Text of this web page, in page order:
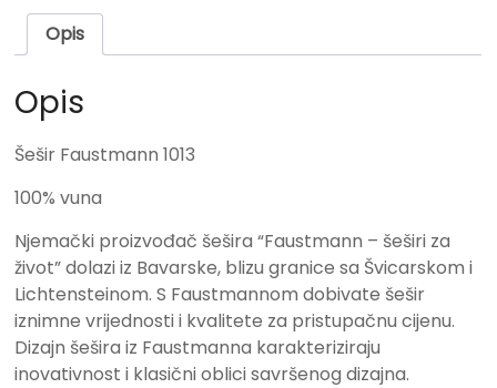
Opis
Opis
Šešir Faustmann 1013
100% vuna
Njemački proizvođač šešira “Faustmann – šeširi za
život” dolazi iz Bavarske, blizu granice sa Švicarskom i
Lichtensteinom. S Faustmannom dobivate šešir
iznimne vrijednosti i kvalitete za pristupačnu cijenu.
Dizajn šešira iz Faustmanna karakteriziraju
inovativnost i klasični oblici savršenog dizajna.